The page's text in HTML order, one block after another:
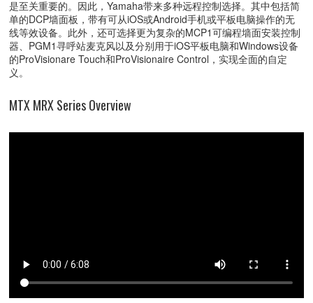
是至关重要的。因此，Yamaha带来多种远程控制选择。其中包括简
单的DCP墙面板，带有可从iOS或Android手机或平板电脑操作的无
线等效设备。此外，还可选择更为复杂的MCP1可编程墙面安装控制
器、PGM1寻呼站麦克风以及分别用于iOS平板电脑和Windows设备
的ProVisionare Touch和ProVisionaire Control，实现全面的自定
义。
MTX MRX Series Overview